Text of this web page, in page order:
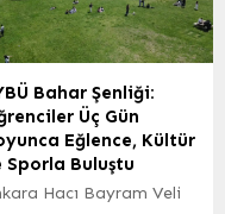
alanını ziyaret
yetkililerden bilgi
Güvenli, konforlu ve
bir demiryolu
için başlatılan
geldiği son
teknik detaylar ve
planı hakkında kapsamlı
brifing verildi. ‘Lojistik
Bahar Şenliği:
Üç Gün
Eğlence, Kültür
Sporla Buluştu
Hacı Bayram Veli